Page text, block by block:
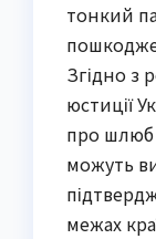
тонкий
Згідно з
юстиції
про шлюб
можуть
межах